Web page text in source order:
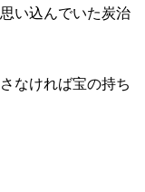
い込んでいた炭治
なければ宝の持ち